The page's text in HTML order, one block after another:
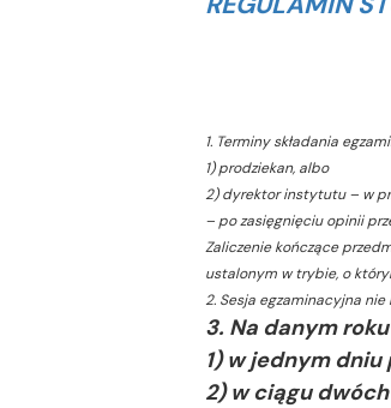
1. Terminy składania
1) prodziekan, albo
2) dyrektor instytutu – w
– po zasięgnięciu opinii
Zaliczenie kończące
ustalonym w trybie, o
2. Sesja egzaminacyjna
3. Na danym
1) w jednym
2)w ciągu